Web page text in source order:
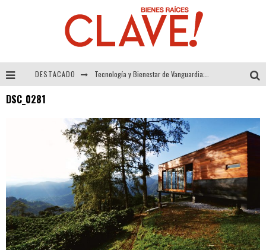
DESTACADO
Alexandra Bedoya – La Constancia detrás de La Paletería
El Despertar de la Calidez: Acabados Dorados de FV para Elevar tu Espacio
DSC_0281